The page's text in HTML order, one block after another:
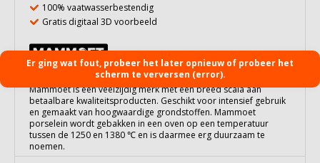
100% vaatwasserbestendig
Gratis digitaal 3D voorbeeld
Mammoet is een veelzijdig merk met een breed scala aan
betaalbare kwaliteitsproducten. Geschikt voor intensief gebruik
en gemaakt van hoogwaardige grondstoffen. Mammoet
porselein wordt gebakken in een oven op een temperatuur
tussen de 1250 en 1380 ℃ en is daarmee erg duurzaam te
noemen.
Er ging wat fout, probeer het later opnieuw of probeer het
scherm te verversen (error).